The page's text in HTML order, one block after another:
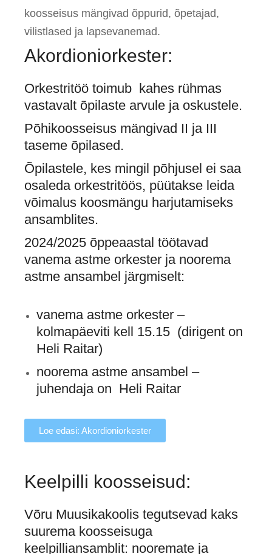
koosseisus mängivad õppurid, õpetajad,
vilistlased ja lapsevanemad.
Akordioniorkester:
Orkestritöö toimub kahes rühmas
vastavalt õpilaste arvule ja oskustele.
Põhikoosseisus mängivad II ja III
taseme õpilased.
Õpilastele, kes mingil põhjusel ei saa
osaleda orkestritöös, püütakse leida
võimalus koosmängu harjutamiseks
ansamblites.
2024/2025 õppeaastal töötavad
vanema astme orkester ja noorema
astme ansambel järgmiselt:
vanema astme orkester –
kolmapäeviti kell 15.15 (dirigent on
Heli Raitar)
noorema astme ansambel –
juhendaja on Heli Raitar
Loe edasi: Akordioniorkester
Keelpilli koosseisud:
Võru Muusikakoolis tegutsevad kaks
suurema koosseisuga
keelpilliansamblit: nooremate ja